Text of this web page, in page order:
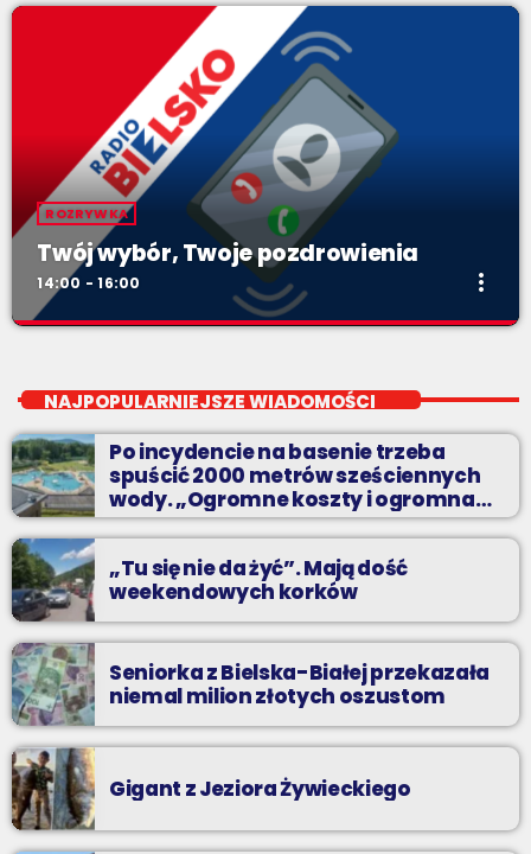
ROZRYWKA
Twój wybór, Twoje pozdrowienia
14:00 - 16:00 more_vert
Niedziele od 14 do 16
Zadzwoń do nas, wybierz jedną z dwóch muzycznych
propozycji i pozdrów bliskich na żywo w Radiu BIELSKO.
NAJPOPULARNIEJSZE WIADOMOŚCI
Po incydencie na basenie trzeba
spuścić 2000 metrów sześciennych
wody. „Ogromne koszty i ogromna
praca”
„Tu się nie da żyć”. Mają dość
weekendowych korków
Seniorka z Bielska-Białej przekazała
niemal milion złotych oszustom
Gigant z Jeziora Żywieckiego